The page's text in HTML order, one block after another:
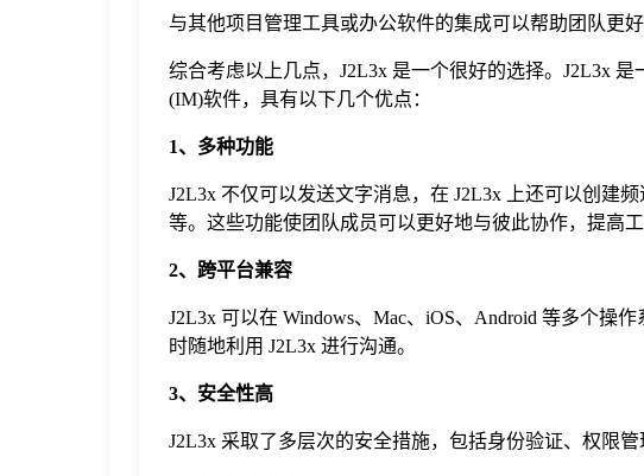
与其他项目管理工具或办公软件的集成可以帮助团队更
综合考虑以上几点，J2L3x 是一个很好的选择。J2L3x
(IM)软件，具有以下几个优点：
1、多种功能
J2L3x 不仅可以发送文字消息，在 J2L3x 上还可以创建
等。这些功能使团队成员可以更好地与彼此协作，提高工
2、跨平台兼容
J2L3x 可以在 Windows、Mac、iOS、Android 等多个操
时随地利用 J2L3x 进行沟通。
3、安全性高
J2L3x 采取了多层次的安全措施，包括身份验证、权限管